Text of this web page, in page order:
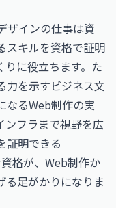
ザインの仕事は資
スキルを資格で証明
に役立ちます。た
力を示すビジネス文
なるWeb制作の実
ンフラまで視野を広
証明できる
格が、Web制作か
る足がかりになりま